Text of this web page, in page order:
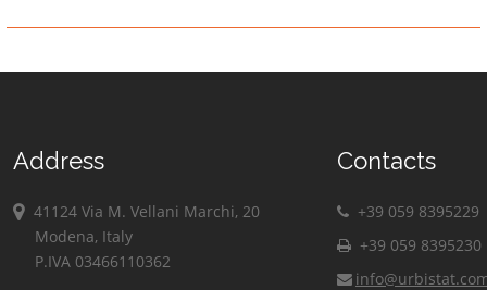
Address
41124 Via M. Vellani Marchi, 20
Modena, Italy
P.IVA 03466110362
Contacts
+39 059 8395229
+39 059 8395230